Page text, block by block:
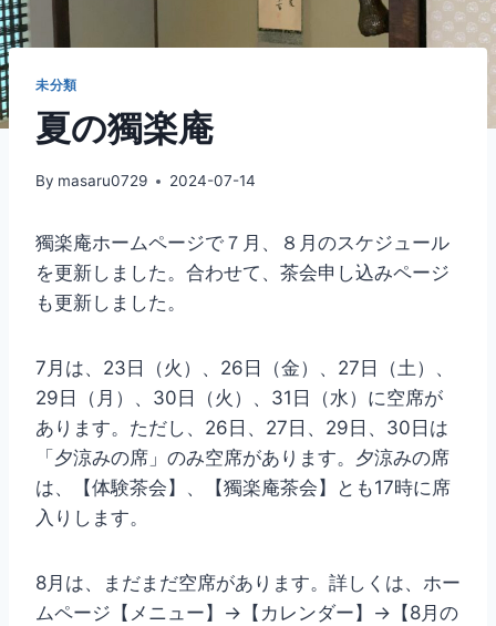
未分類
夏の獨楽庵
By masaru0729 2024-07-14
獨楽庵ホームページで７月、８月のスケジュール
を更新しました。合わせて、茶会申し込みページ
も更新しました。
7月は、23日（火）、26日（金）、27日（土）、
29日（月）、30日（火）、31日（水）に空席が
あります。ただし、26日、27日、29日、30日は
「夕涼みの席」のみ空席があります。夕涼みの席
は、【体験茶会】、【獨楽庵茶会】とも17時に席
入りします。
8月は、まだまだ空席があります。詳しくは、ホー
ムページ【メニュー】→【カレンダー】→【8月の